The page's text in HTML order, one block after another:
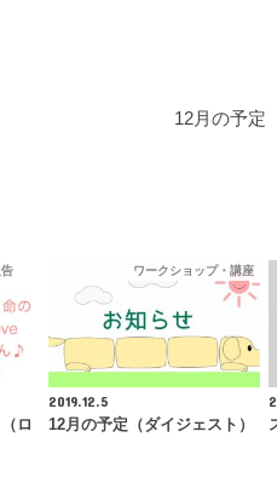
12月の予定
ロ
ワークショップ・講座
2019.12.5
12月の予定（ダイジェスト）